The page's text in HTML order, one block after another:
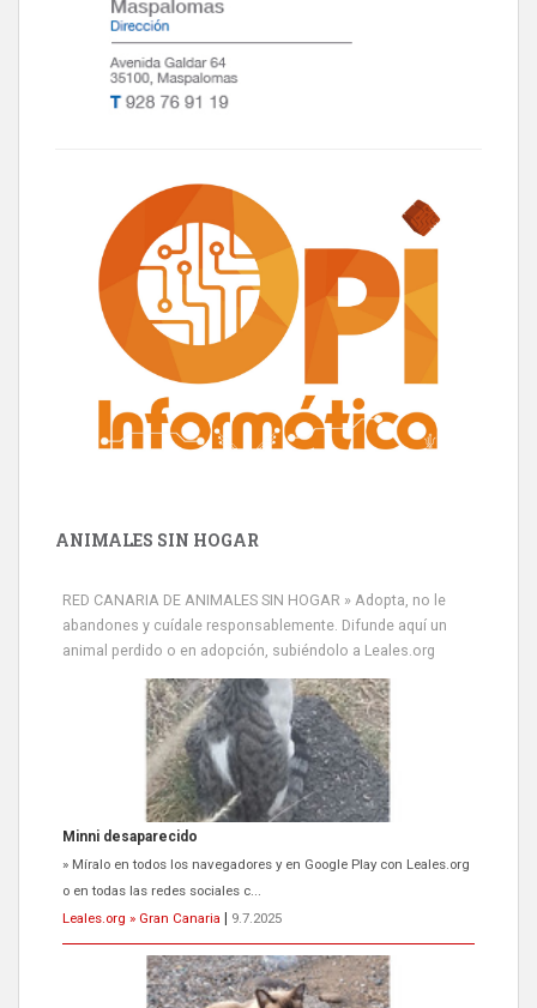
ANIMALES SIN HOGAR
RED CANARIA DE ANIMALES SIN HOGAR » Adopta, no le
abandones y cuídale responsablemente. Difunde aquí un
animal perdido o en adopción, subiéndolo a Leales.org
Siami Perdida
Se llama Siami,es hembra de 4 años,esterilizada con marca de
oreja,cariñosa,mimosa pero miedosa,e...
Leales.org » Gran Canaria
9.7.2025